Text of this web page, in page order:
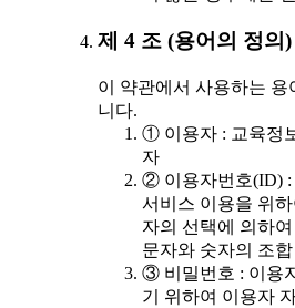
제 4 조 (용어의 정의)
이 약관에서 사용하는
니다.
① 이용자 : 교육정
자
② 이용자번호(ID) :
서비스 이용을 위
자의 선택에 의하
문자와 숫자의 조합
③ 비밀번호 : 이용
기 위하여 이용자